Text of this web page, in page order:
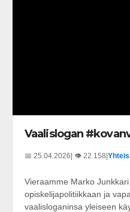
Vaalislogan
📅 25.04.2026| 👁️ 22 158|
Vieraamme Marko
opiskelijapolitiikkaan ja
vaalisloganinsa yleiseen